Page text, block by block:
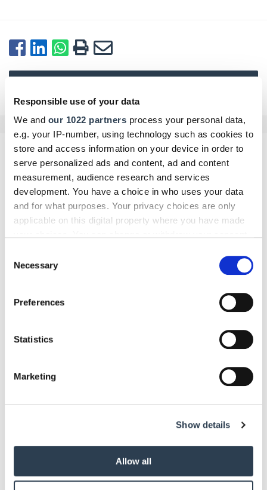
Responsible use of your data
We and our 1022 partners process your personal data,
e.g. your IP-number, using technology such as cookies to
store and access information on your device in order to
serve personalized ads and content, ad and content
measurement, audience research and services
development. You have a choice in who uses your data
and for what purposes. Your privacy choices are only
applicable on this digital property where you have made
the Privacy trigger icon.
Collect information about your geographical location
Identify your device by actively scanning it for
Find out more about how your personal data is processed
and set your preferences in the
provide social media features and to analyse our traffic.
provided to them or that they’ve collected from your use
Selection
Necessary
Preferences
Statistics
Marketing
Show details
Allow all
Kommentar schreiben
Name
Kommentar
Bitte geben Sie "Kommentar" rückwärts ein.